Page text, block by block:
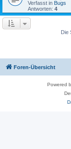
Verfasst in Bugs
Antworten: 4
Die
Foren-Übersicht
Powered